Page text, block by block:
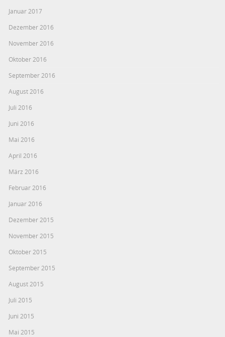
Januar 2017
Dezember 2016
November 2016
Oktober 2016
September 2016
August 2016
Juli 2016
Juni 2016
Mai 2016
April 2016
März 2016
Februar 2016
Januar 2016
Dezember 2015
November 2015
Oktober 2015
September 2015
August 2015
Juli 2015
Juni 2015
Mai 2015